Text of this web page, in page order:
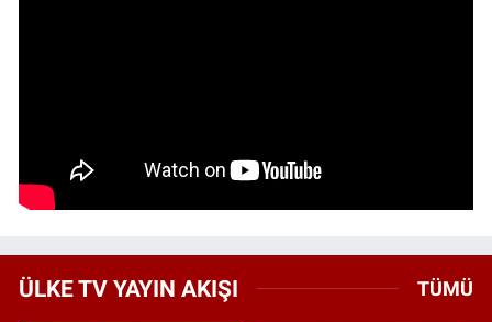
ÜLKE TV YAYIN AKIŞI TÜMÜ